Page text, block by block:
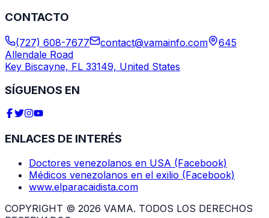
CONTACTO
(727) 608-7677 contact@vamainfo.com
645
Allendale Road
Key Biscayne, FL 33149, United States
SÍGUENOS EN
ENLACES DE INTERÉS
Doctores venezolanos en USA (Facebook)
Médicos venezolanos en el exilio (Facebook)
www.elparacaidista.com
COPYRIGHT © 2026 VAMA. TODOS LOS DERECHOS